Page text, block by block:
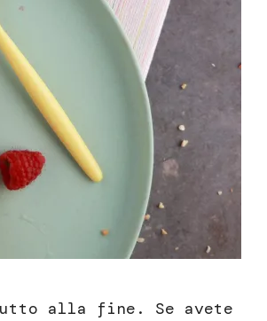
alla fine. Se avete